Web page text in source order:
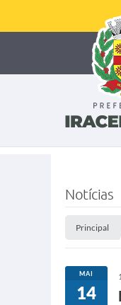
Notícias
Principal
MAI
14